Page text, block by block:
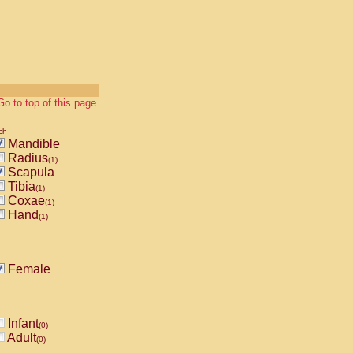
to top of this page.
Mandible
Radius(1)
Scapula
Tibia(1)
Coxae(1)
Hand(1)
Female
Infant(0)
Adult(0)